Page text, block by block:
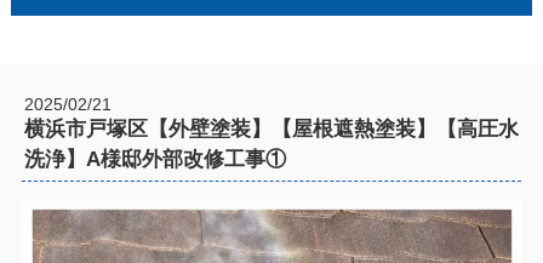
2025/02/21
横浜市戸塚区【外壁塗装】【屋根遮熱塗装】【高圧水
洗浄】A様邸外部改修工事①